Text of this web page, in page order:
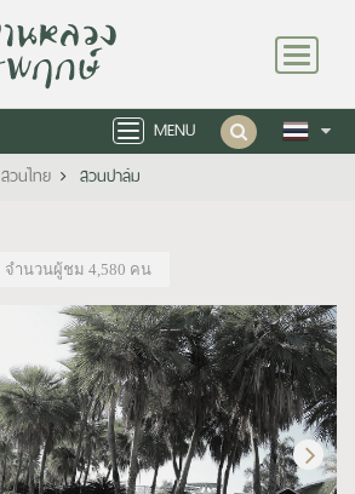
Toggle
navigation
MENU
Toggle
navigation
สวนไทย สวนปาล์ม
จำนวนผู้ชม 4,580 คน